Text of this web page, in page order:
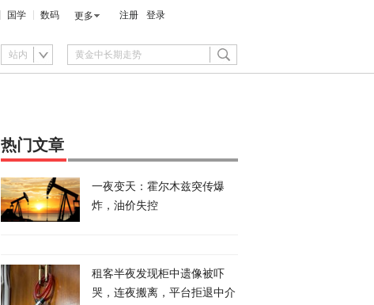
国学 数码 更多 注册 登录
站内
热门文章
一夜变天：霍尔木兹突传爆
炸，油价失控
租客半夜发现柜中遗像被吓
哭，连夜搬离，平台拒退中介